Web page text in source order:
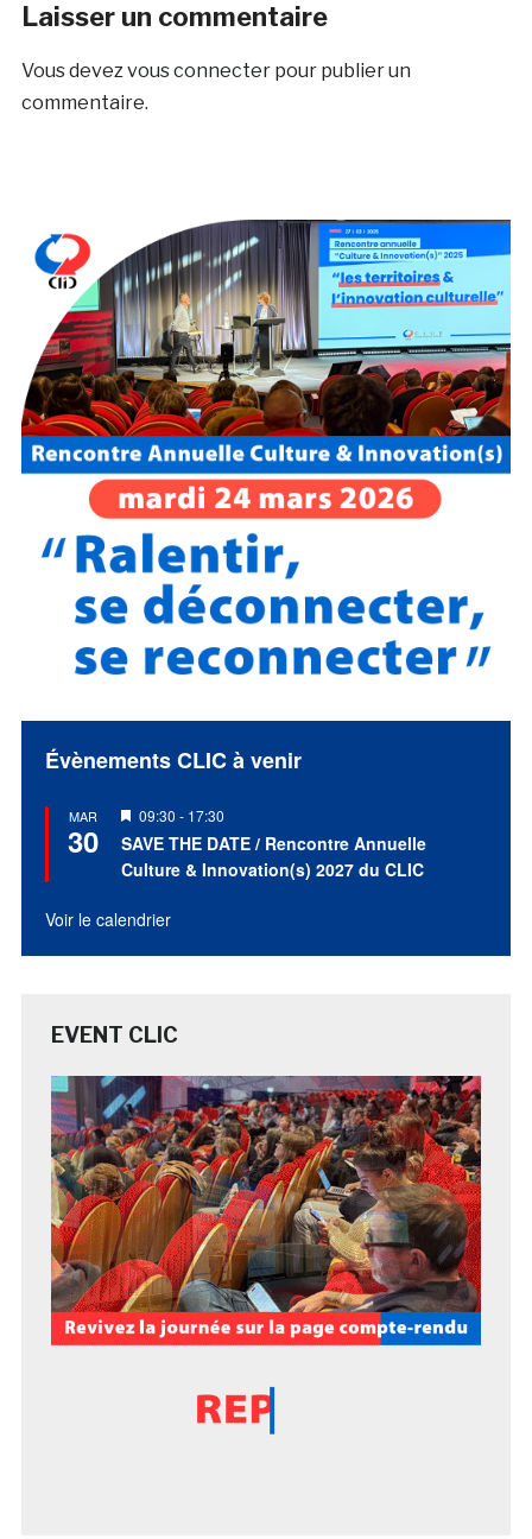
Laisser un commentaire
Vous devezvous connecterpour publier un
commentaire.
Évènements CLIC à venir
MAR
30
Mis
en
avant
09:30 - 17:30
SAVE THE DATE / Rencontre Annuelle
Culture & Innovation(s) 2027 du CLIC
Voir le calendrier
EVENT CLIC